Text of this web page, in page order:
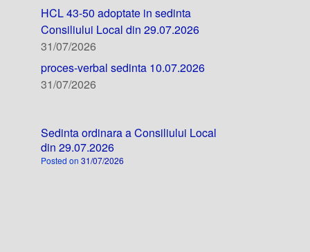
HCL 43-50 adoptate in sedinta
Consiliului Local din 29.07.2026
31/07/2026
proces-verbal sedinta 10.07.2026
31/07/2026
Sedinta ordinara a Consiliului Local
din 29.07.2026
Posted on31/07/2026